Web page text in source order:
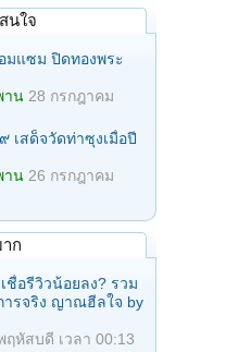
นใจ
มแซม ปิดทองพระ
น 28 กรกฎาคม
เสด็จวัดท่าซุงเมื่อปี
น 26 กรกฎาคม
ก
ชื่อรีวิวน้อยลง? รวม
ารจริง ญาณฮีลใจ by
ฤหัสบดี เวลา 00:13